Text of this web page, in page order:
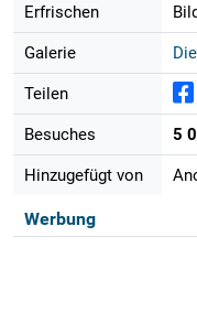
Erfrischen
Galerie
Teilen
Besuches 5
Hinzugefügt von
Werbung